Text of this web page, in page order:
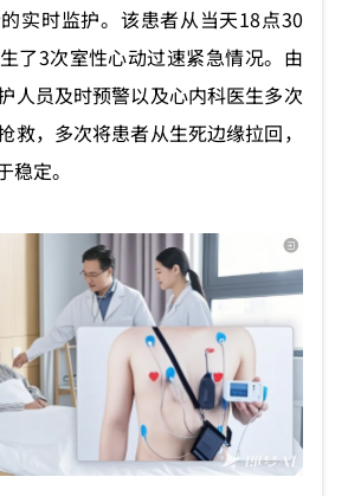
实时监护。该患者从当天18点30
了3次室性心动过速紧急情况。由
人员及时预警以及心内科医生多次
救，多次将患者从生死边缘拉回，
稳定。